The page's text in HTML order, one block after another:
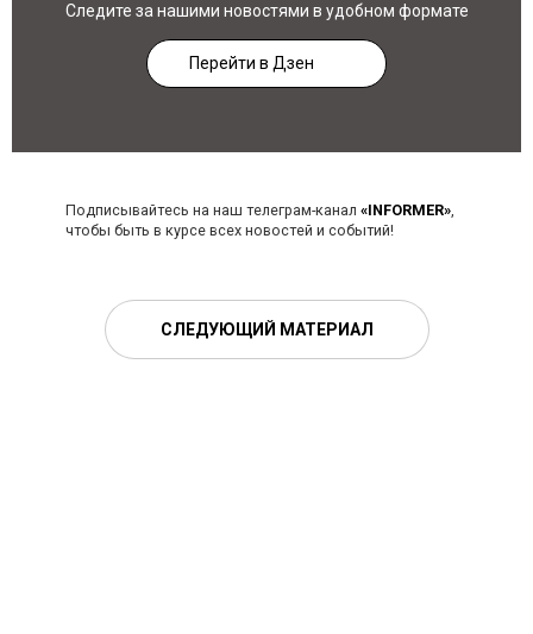
Следите за нашими новостями в удобном формате
Перейти в Дзен
Подписывайтесь на наш телеграм-канал «INFORMER»,
чтобы быть в курсе всех новостей и событий!
СЛЕДУЮЩИЙ МАТЕРИАЛ